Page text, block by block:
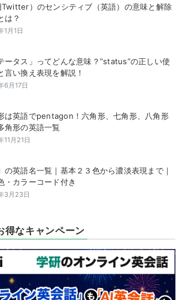
Twitter）のセンシティブ（英語）の意味と解除
は？
1月1日
ータス」ってどんな意味？”status”の正しい使
言い換え表現を解説！
6月17日
は英語でpentagon！六角形、七角形、八角形
角形の英語一覧
11月21日
の英語名一覧｜基本２３色から濃淡表現まで｜
・カラーコード付き
3月23日
なキャンペーン